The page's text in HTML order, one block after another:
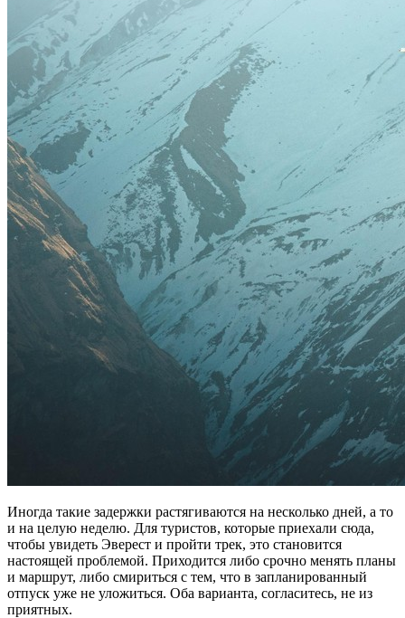
Иногда такие задержки растягиваются на несколько дней, а то
и на целую неделю. Для туристов, которые приехали сюда,
чтобы увидеть Эверест и пройти трек, это становится
настоящей проблемой. Приходится либо срочно менять планы
и маршрут, либо смириться с тем, что в запланированный
отпуск уже не уложиться. Оба варианта, согласитесь, не из
приятных.